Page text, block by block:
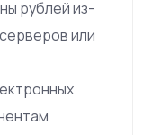
рублей из-
или